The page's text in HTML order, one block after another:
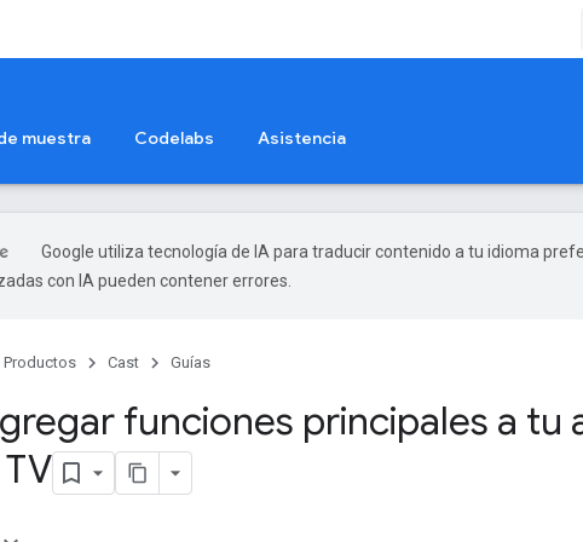
muestra Codelabs Asistencia
Google utiliza tecnología de IA para traducir contenido a tu idioma
con IA pueden contener errores.
Productos Cast Guías
funciones principales a